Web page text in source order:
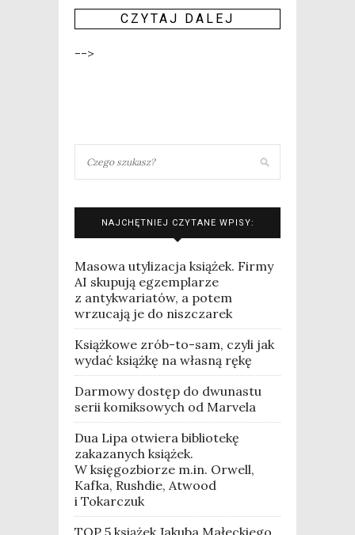
CZY­TAJ DALEJ
-->
NAJCHĘTNIEJ CZYTANE WPISY:
Masowa utylizacja książek. Firmy
AI skupują egzemplarze
z antykwariatów, a potem
wrzucają je do niszczarek
Książkowe zrób-to-sam, czyli jak
wydać książkę na własną rękę
Darmowy dostęp do dwunastu
serii komiksowych od Marvela
Dua Lipa otwiera bibliotekę
zakazanych książek.
W księgozbiorze m.in. Orwell,
Kafka, Rushdie, Atwood
i Tokarczuk
TOP 5 książek Jakuba Małeckiego